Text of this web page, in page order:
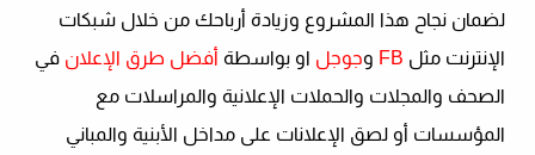
لضمان نجاح هذا المشروع وزيادة أرباحك من خلال شبكات
الإنترنت مثل FB وجوجل او بواسطة أفضل طرق الإعلان في
الصحف والمجلات والحملات الإعلانية والمراسلات مع
المؤسسات أو لصق الإعلانات على مداخل الأبنية والمباني